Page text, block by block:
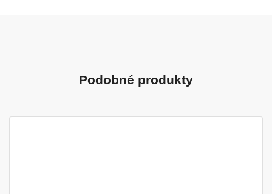
Podobné produkty